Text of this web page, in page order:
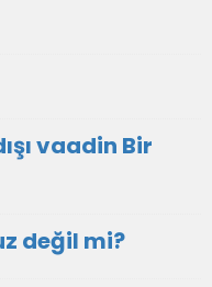
vaadin Bir
değil mi?